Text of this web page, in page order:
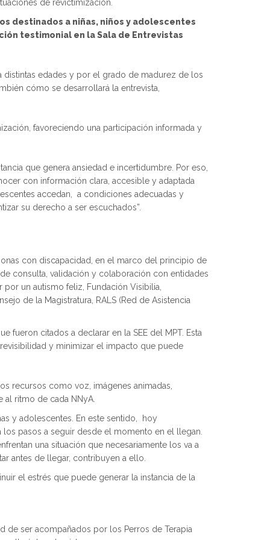
de revictimización.
destinados a niñas, niños y adolescentes
testimonial en la Sala de Entrevistas
edades y por el grado de madurez de los
cómo se desarrollará la entrevista,
favoreciendo una participación informada y
que genera ansiedad e incertidumbre. Por eso,
con información clara, accesible y adaptada
accedan, a condiciones adecuadas y
su derecho a ser escuchados”.
con discapacidad, en el marco del principio de
consulta, validación y colaboración con entidades
un autismo feliz, Fundación Visibilia,
de la Magistratura, RALS (Red de Asistencia
fueron citados a declarar en la SEE del MPT. Esta
y minimizar el impacto que puede
recursos como voz, imágenes animadas,
al ritmo de cada NNyA.
y adolescentes. En este sentido, hoy
pasos a seguir desde el momento en el llegan.
una situación que necesariamente los va a
antes de llegar, contribuyen a ello.
el estrés que puede generar la instancia de la
de ser acompañados por los Perros de Terapia